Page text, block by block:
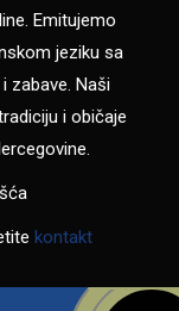
Emitujemo
jeziku sa
zabave. Naši
i običaje
kontakt